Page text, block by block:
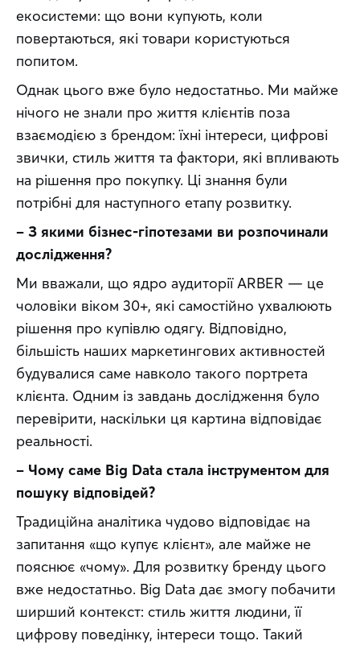
екосистеми: що вони купують, коли
повертаються, які товари користуються
попитом.
Однак цього вже було недостатньо. Ми майже
нічого не знали про життя клієнтів поза
взаємодією з брендом: їхні інтереси, цифрові
звички, стиль життя та фактори, які впливають
на рішення про покупку. Ці знання були
потрібні для наступного етапу розвитку.
– З якими бізнес-гіпотезами ви розпочинали
дослідження?
Ми вважали, що ядро аудиторії ARBER — це
чоловіки віком 30+, які самостійно ухвалюють
рішення про купівлю одягу. Відповідно,
більшість наших маркетингових активностей
будувалися саме навколо такого портрета
клієнта. Одним із завдань дослідження було
перевірити, наскільки ця картина відповідає
реальності.
– Чому саме Big Data стала інструментом для
пошуку відповідей?
Традиційна аналітика чудово відповідає на
запитання «що купує клієнт», але майже не
пояснює «чому». Для розвитку бренду цього
вже недостатньо. Big Data дає змогу побачити
ширший контекст: стиль життя людини, її
цифрову поведінку, інтереси тощо. Такий